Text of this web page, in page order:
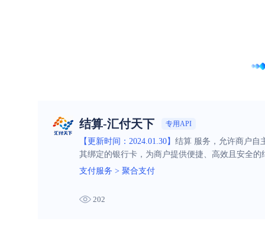
结算-汇付天下 专用API
【更新时间：2024.01.30】 结算 服务，允许商户自
其绑定的银行卡，为商户提供便捷、高效且安全
支付服务 > 聚合支付
202